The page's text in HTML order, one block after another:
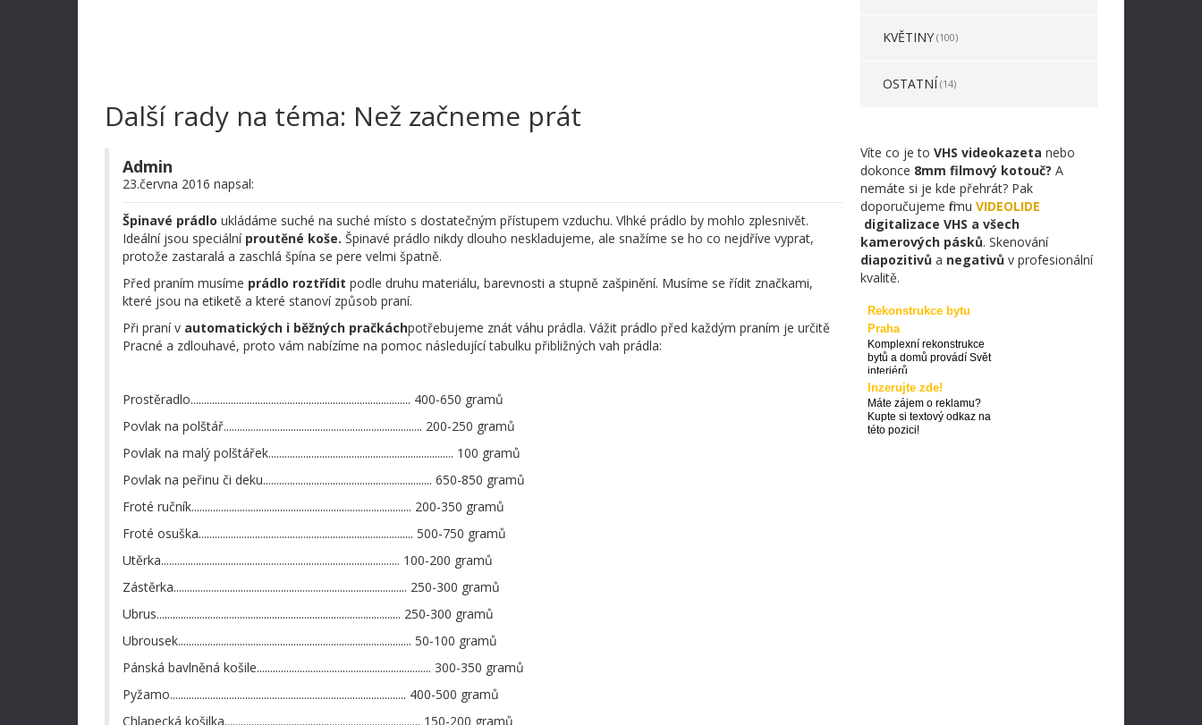
Další rady na téma: Než začneme prát
Admin
23.června 2016 napsal:
Špinavé prádlo ukládáme suché na suché místo s dostatečným přístupem vzduchu. Vlhké prádlo by mohlo zplesnivět.
Ideální jsou speciální proutěné koše. Špinavé prádlo nikdy dlouho neskladujeme, ale snažíme se ho co nejdříve vyprat,
protože zastaralá a zaschlá špína se pere velmi špatně.
Před praním musíme prádlo roztřídit podle druhu materiálu, barevnosti a stupně zašpinění. Musíme se řídit značkami,
které jsou na etiketě a které stanoví způsob praní.
Při praní v automatických i běžných pračkáchpotřebujeme znát váhu prádla. Vážit prádlo před každým praním je určitě
Pracné a zdlouhavé, proto vám nabízíme na pomoc následující tabulku přibližných vah prádla:
Prostěradlo.................................................................................. 400-650 gramů
Povlak na polštář.......................................................................... 200-250 gramů
Povlak na malý polštářek..................................................................... 100 gramů
Povlak na peřinu či deku............................................................... 650-850 gramů
Froté ručník.................................................................................. 200-350 gramů
Froté osuška................................................................................ 500-750 gramů
Utěrka......................................................................................... 100-200 gramů
Zástěrka....................................................................................... 250-300 gramů
Ubrus........................................................................................... 250-300 gramů
Ubrousek....................................................................................... 50-100 gramů
Pánská bavlněná košile................................................................. 300-350 gramů
Pyžamo........................................................................................ 400-500 gramů
Chlapecká košilka......................................................................... 150-200 gramů
KVĚTINY (100)
OSTATNÍ (14)
Víte co je to VHS videokazeta nebo
dokonce 8mm filmový kotouč? A
nemáte si je kde přehrát? Pak
doporučujeme firmu VIDEOLIDE
digitalizace VHS a všech
kamerových pásků. Skenování
diapozitivů a negativů v profesionální
kvalitě.
Rekonstrukce bytu
Praha
Komplexní rekonstrukce
bytů a domů provádí Svět
interiérů
Inzerujte zde!
Máte zájem o reklamu?
Kupte si textový odkaz na
této pozici!